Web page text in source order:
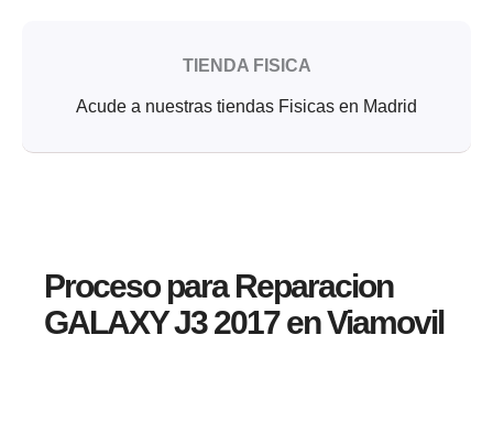
TIENDA FISICA
Acude a nuestras tiendas Fisicas en Madrid
Proceso para Reparacion
GALAXY J3 2017 en Viamovil